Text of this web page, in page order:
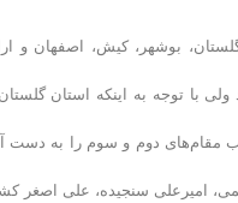
ولی با توجه به اینکه استان
امیرعلی سنجیده، علی اصغر